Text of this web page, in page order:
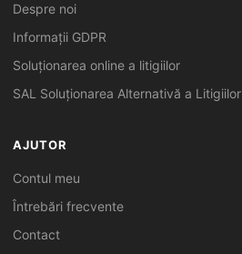
Despre noi
Informații GDPR
Soluționarea online a litigiilor
SAL Soluționarea Alternativă a Litigiilor
AJUTOR
Contul meu
Întrebări frecvente
Contact